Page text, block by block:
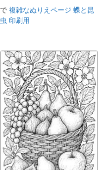
で 複雑なぬりえページ 蝶と昆
虫 印刷用